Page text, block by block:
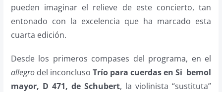
pueden imaginar el relieve de este concierto, tan
entonado con la excelencia que ha marcado esta
cuarta edición.
Desde los primeros compases del programa, en el
allegrodel inconcluso Trío para cuerdas en Si bemol
mayor, D 471, de Schubert, la violinista “sustituta”